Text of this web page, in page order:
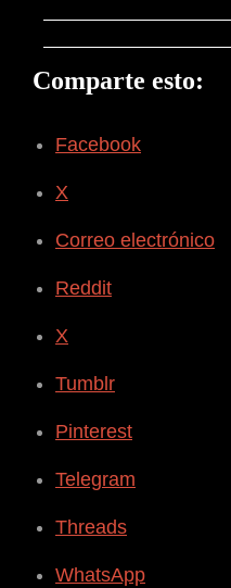
Comparte esto:
Facebook
X
Correo electrónico
Reddit
X
Tumblr
Pinterest
Telegram
Threads
WhatsApp